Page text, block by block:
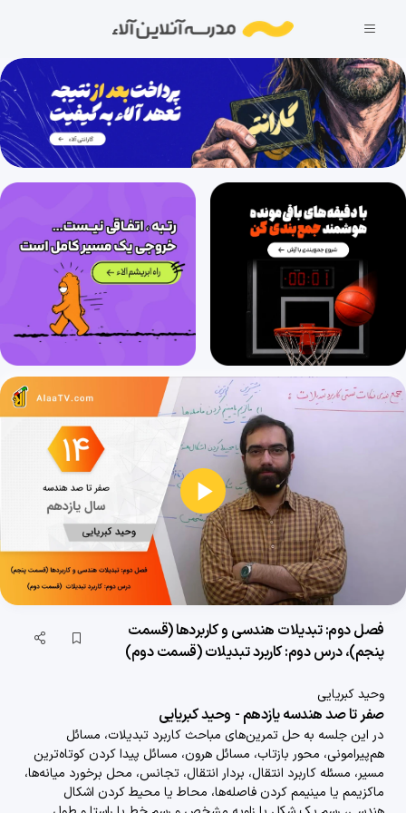
پخش
ویدیو
فصل دوم: تبدیلات هندسی و کاربردها (قسمت
پنجم)، درس دوم: کاربرد تبدیلات (قسمت دوم)
وحید کبریایی
صفر تا صد هندسه یازدهم - وحید کبریایی
در این جلسه به حل تمرین‌های مباحث کاربرد تبدیلات، مسائل
هم‌پیرامونی، محور بازتاب، مسائل هرون، مسائل پیدا کردن کوتاه‌ترین
مسیر، مسئله کاربرد انتقال، بردار انتقال، تجانس، محل برخورد میانه‌ها،
ماکزیمم یا مینیمم کردن فاصله‌ها، محاط یا محیط کردن اشکال
راهنمای استفاده از صفر تا صد هندسۀ یازدهم
1403/10/26
فصل اول: دایره (قسمت اول)، درس اول: مفاهیم اولیه و زاویه‌ها در دایره (قسمت اول)
1403/10/26
فصل اول: دایره (قسمت دوم)، درس اول: مفاهیم اولیه و زاویه‌ها در دایره (قسمت دوم)
26 دقیقه 1403/10/26
فصل اول: دایره (قسمت سوم)، درس اول: مفاهیم اولیه و زاویه‌ها در دایره (قسمت سوم)
1403/10/26
فصل اول: دایره (قسمت چهارم)، درس دوم: روابط طولی در دایره (قسمت اول)
1403/10/26
فصل اول: دایره (قسمت پنجم)، درس دوم: روابط طولی در دایره (قسمت دوم)
24 دقیقه
فصل اول: دایره (قسمت هفتم)، درس سوم: چندضلعی‌های محیطی و محاطی (قسمت اول)
36 دقیقه 1403/10/30
فصل اول: دایره (قسمت هشتم)، درس سوم: چندضلعی‌های محیطی و محاطی (قسمت دوم)